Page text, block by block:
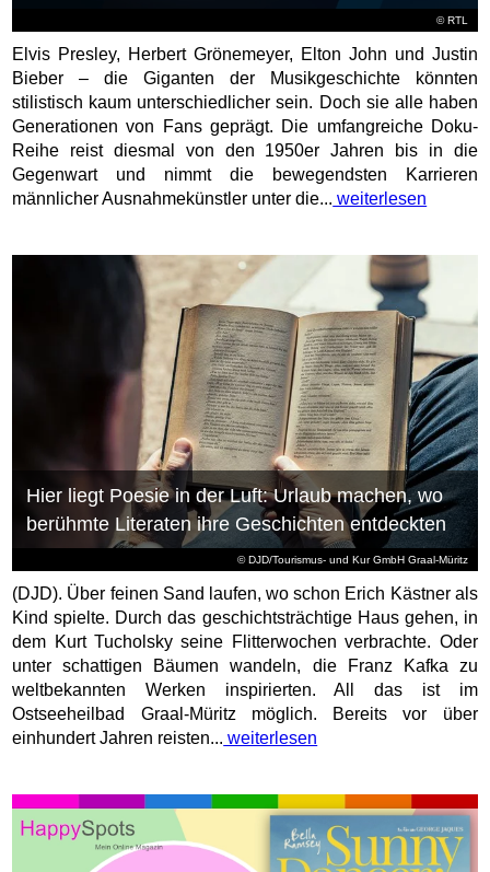
© RTL
Elvis Presley, Herbert Grönemeyer, Elton John und Justin
Bieber – die Giganten der Musikgeschichte könnten
stilistisch kaum unterschiedlicher sein. Doch sie alle haben
Generationen von Fans geprägt. Die umfangreiche Doku-
Reihe reist diesmal von den 1950er Jahren bis in die
Gegenwart und nimmt die bewegendsten Karrieren
männlicher Ausnahmekünstler unter die... weiterlesen
© DJD/Tourismus- und Kur GmbH Graal-Müritz
Hier liegt Poesie in der Luft: Urlaub machen, wo
berühmte Literaten ihre Geschichten entdeckten
(DJD). Über feinen Sand laufen, wo schon Erich Kästner als
Kind spielte. Durch das geschichtsträchtige Haus gehen, in
dem Kurt Tucholsky seine Flitterwochen verbrachte. Oder
unter schattigen Bäumen wandeln, die Franz Kafka zu
weltbekannten Werken inspirierten. All das ist im
Ostseeheilbad Graal-Müritz möglich. Bereits vor über
einhundert Jahren reisten... weiterlesen